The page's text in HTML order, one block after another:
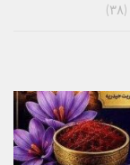
(۳۸)